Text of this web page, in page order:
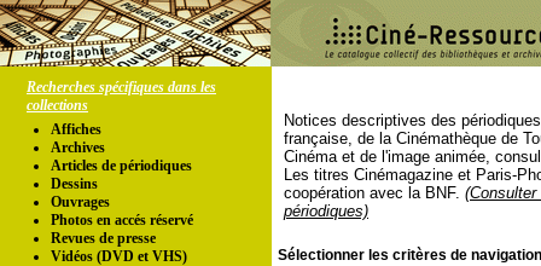
Recherches spécifiques dans les
collections
Affiches
Archives
Articles de périodiques
Dessins
Ouvrages
Photos en accés réservé
Revues de presse
Vidéos (DVD et VHS)
Notices descriptives des
française, de la Cinémathèque de
Cinéma et de l'image animée,
Les titres Cinémagazine et Paris-
coopération avec la BNF.
périodiques)
Sélectionner les critères de